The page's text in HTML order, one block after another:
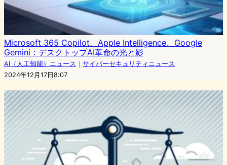
Microsoft 365 Copilot、Apple Intelligence、Google
Gemini：デスクトップAI革命の光と影
AI（人工知能）ニュース ｜ サイバーセキュリティニュース
2024年12月17日8:07